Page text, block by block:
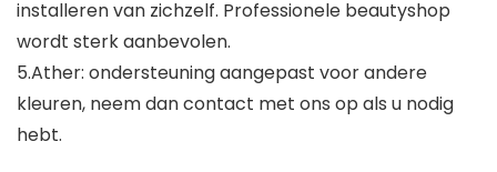
installeren van zichzelf. Professionele beautyshop
wordt sterk aanbevolen.
5.Ather: ondersteuning aangepast voor andere
kleuren, neem dan contact met ons op als u nodig
hebt.